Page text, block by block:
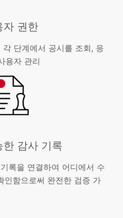
자 권한
단계에서 공시를 조회, 응
용자 관리
한 감사 기록
록을 연결하여 어디에서 수
인함으로써 완전한 검증 가